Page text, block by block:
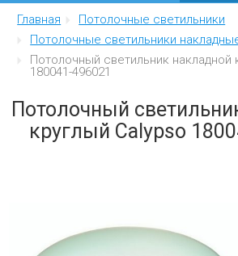
Люстры
Бра
Интерьерные
Уличные
Главная
Потолочные светильники
Потолочные светильники
Потолочный светильник накладной
180041-496021
Потолочный
круглый Calypso